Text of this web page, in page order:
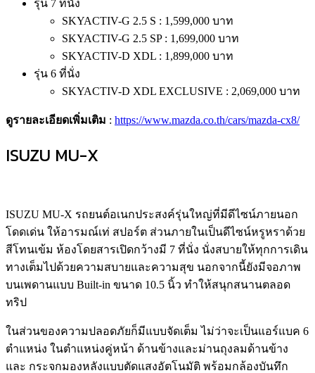
รุ่น 7 ที่นั่ง
SKYACTIV-G 2.5 S : 1,599,000 บาท
SKYACTIV-G 2.5 SP : 1,699,000 บาท
SKYACTIV-D XDL : 1,899,000 บาท
รุ่น 6 ที่นั่ง
SKYACTIV-D XDL EXCLUSIVE : 2,069,000 บาท
ดูรายละเอียดเพิ่มเติม : https://www.mazda.co.th/cars/mazda-cx8/
ISUZU MU-X
ISUZU MU-X รถยนต์อเนกประสงค์รุ่นใหญ่ที่มีดีไซน์ภายนอก
โดดเด่น ให้อารมณ์เท่ สปอร์ต ส่วนภายในเป็นดีไซน์หรูหราด้วย
สีโทนเข้ม ห้องโดยสารเปิดกว้างมี 7 ที่นั่ง นั่งสบายให้ทุกการเดิน
ทางเต็มไปด้วยความสบายและความสุข นอกจากนี้ยังมีจอภาพ
บนเพดานแบบ Built-in ขนาด 10.5 นิ้ว ทำให้สนุกสนานตลอด
ทริป
ในส่วนของความปลอดภัยก็มีแบบจัดเต็ม ไม่ว่าจะเป็นแอร์แบค 6
ตำแหน่ง ในตำแหน่งคู่หน้า ด้านข้างและม่านถุงลมด้านข้าง
และ กระจกมองหลังแบบตัดแสงอัตโนมัติ พร้อมกล้องบันทึก